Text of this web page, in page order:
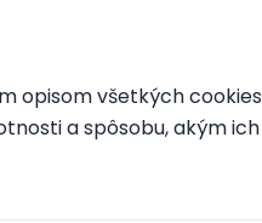
opisom všetkých
a spôsobu, akým